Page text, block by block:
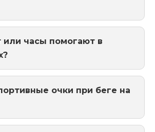
или часы помогают в
очки при беге на